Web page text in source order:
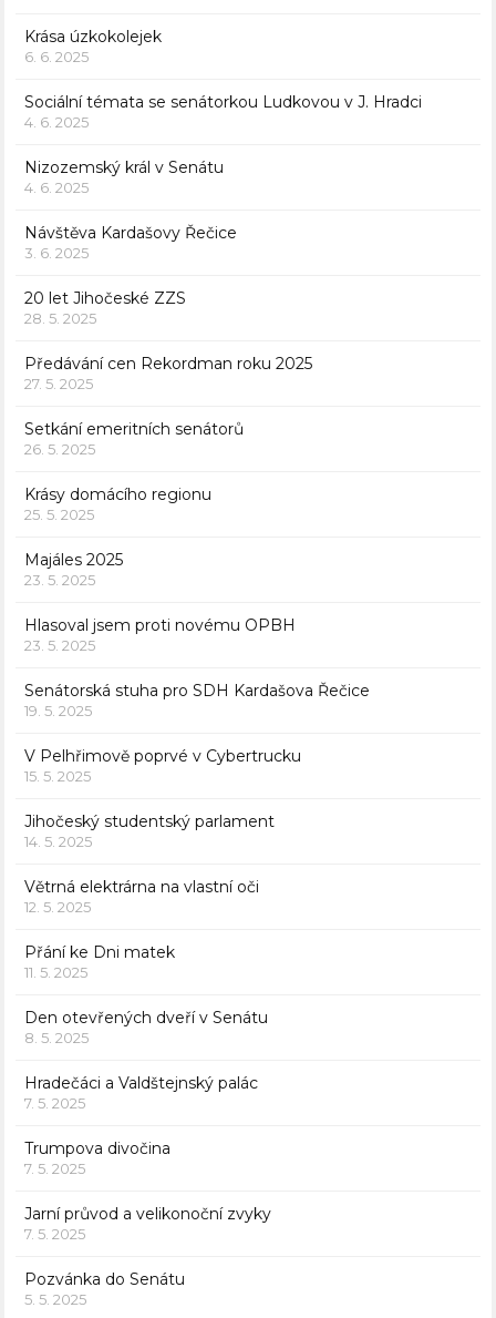
Krása úzkokolejek
6. 6. 2025
Sociální témata se senátorkou Ludkovou v J. Hradci
4. 6. 2025
Nizozemský král v Senátu
4. 6. 2025
Návštěva Kardašovy Řečice
3. 6. 2025
20 let Jihočeské ZZS
28. 5. 2025
Předávání cen Rekordman roku 2025
27. 5. 2025
Setkání emeritních senátorů
26. 5. 2025
Krásy domácího regionu
25. 5. 2025
Majáles 2025
23. 5. 2025
Hlasoval jsem proti novému OPBH
23. 5. 2025
Senátorská stuha pro SDH Kardašova Řečice
19. 5. 2025
V Pelhřimově poprvé v Cybertrucku
15. 5. 2025
Jihočeský studentský parlament
14. 5. 2025
Větrná elektrárna na vlastní oči
12. 5. 2025
Přání ke Dni matek
11. 5. 2025
Den otevřených dveří v Senátu
8. 5. 2025
Hradečáci a Valdštejnský palác
7. 5. 2025
Trumpova divočina
7. 5. 2025
Jarní průvod a velikonoční zvyky
7. 5. 2025
Pozvánka do Senátu
5. 5. 2025